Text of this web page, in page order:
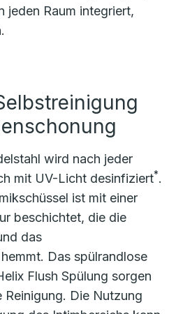
jeden Raum integriert,
wird nach jeder
mit UV-Licht desinfiziert*.
ist mit einer
beschichtet, die die
das
hemmt. Das spülrandlose
Flush Spülung sorgen
Die Nutzung